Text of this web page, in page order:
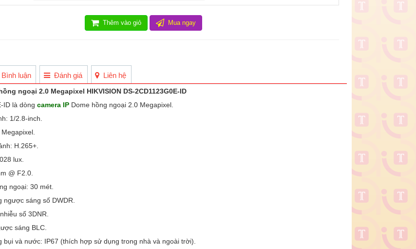
Thêm vào giỏ Mua ngay
Bình luận Đánh giá Liên hệ
ngoại 2.0 Megapixel HIKVISION DS-2CD1123G0E-ID
ID là dòng camera IP Dome hồng ngoại 2.0 Megapixel.
1/2.8-inch.
H.265+.
lux.
@ F2.0.
ngoại: 30 mét.
ngược sáng số DWDR.
số 3DNR.
sáng BLC.
bụi và nước: IP67 (thích hợp sử dụng trong nhà và ngoài trời).